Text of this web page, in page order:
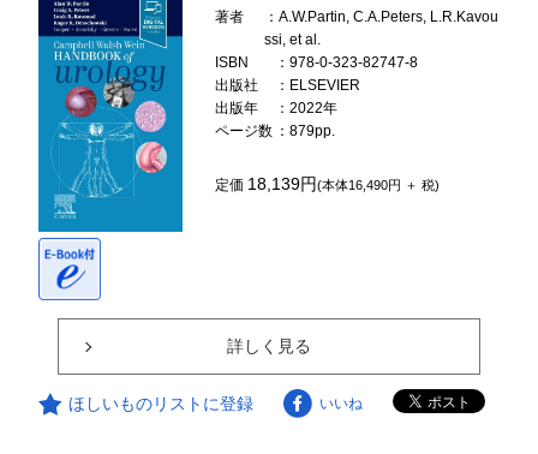
著者
：A.W.Partin, C.A.Peters, L.R.Kavou
ssi, et al.
ISBN
：978-0-323-82747-8
出版社
：ELSEVIER
出版年
：2022年
ページ数 ：879pp.
定価 18,139円(本体16,490円 ＋ 税)
詳しく見る
ほしいものリストに登録 いいね